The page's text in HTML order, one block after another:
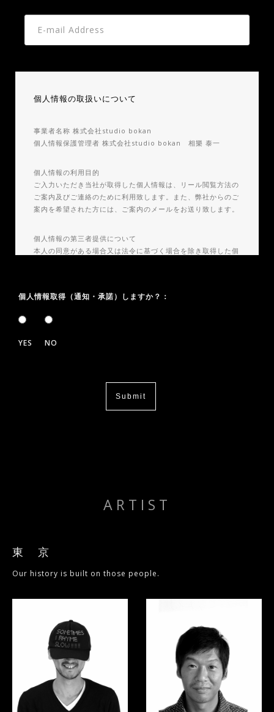
個人情報の取扱いについて
事業者名称 株式会社studio bokan
個人情報保護管理者 株式会社studio bokan 相樂 泰一
個人情報の利用目的
ご入力いただき当社が取得した個人情報は、リール閲覧方法の
ご案内及びご連絡のために利用致します。また、弊社からのご
案内を希望された方には、ご案内のメールをお送り致します。
個人情報の第三者提供について
本人の同意がある場合又は法令に基づく場合を除き取得した個
個人情報の取扱いの委託について
ありません。
開示対象個人情報の開示等および問い合わせ窓口について
去、第三者への提供の停止（「開示等」といいます。）に応じ
ます。 開示等に応ずる窓口は、以下の「お問合せ先」をご覧
本人が容易に認識できない方法による個人情報の取得
個人情報の安全管理措置について
取得した個人情報については、漏洩、減失またはき損の防止と
是正、その他個人情報の安全管理のために必要かつ適切な措置
本人が容易に認識できない方法による個人情報の取得
クッキーやウェブビーコン等を用いるなどして、本人が容易に
認識できない方法による個人情報の取得は行っておりません。
個人情報保護方針
当社ホームページの個人情報保護方針をご覧下さい。
個人情報取得（通知・承諾）しますか？：
YES NO
Submit
ARTIST
東 京
Our history is built on those people.